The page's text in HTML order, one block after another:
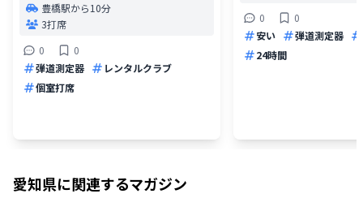
豊橋駅から10分
3打席
0
0
弾道測定器
レンタルクラブ
個室打席
0
0
安い
弾道測定器
24時間
愛知県に関連するマガジン